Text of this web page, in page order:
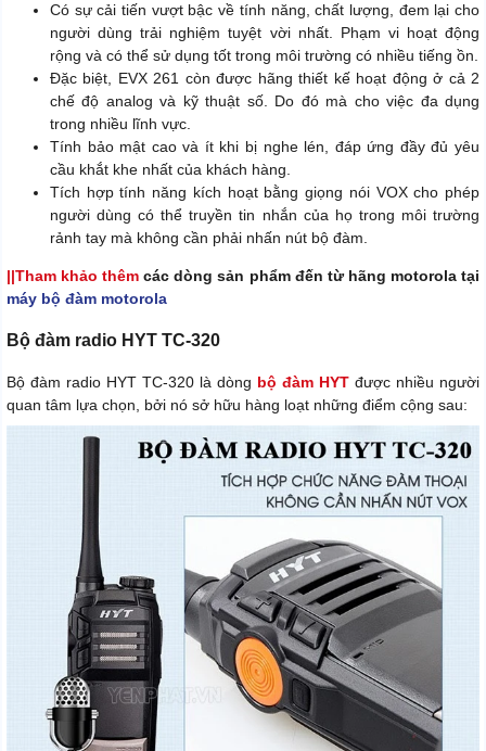
Có sự cải tiến vượt bậc về tính năng, chất lượng, đem lại cho
người dùng trải nghiệm tuyệt vời nhất. Phạm vi hoạt động
rộng và có thể sử dụng tốt trong môi trường có nhiều tiếng ồn.
Đặc biệt, EVX 261 còn được hãng thiết kế hoạt động ở cả 2
chế độ analog và kỹ thuật số. Do đó mà cho việc đa dụng
trong nhiều lĩnh vực.
Tính bảo mật cao và ít khi bị nghe lén, đáp ứng đầy đủ yêu
cầu khắt khe nhất của khách hàng.
Tích hợp tính năng kích hoạt bằng giọng nói VOX cho phép
người dùng có thể truyền tin nhắn của họ trong môi trường
rảnh tay mà không cần phải nhấn nút bộ đàm.
||Tham khảo thêm các dòng sản phẩm đến từ hãng motorola tại
máy bộ đàm motorola
Bộ đàm radio HYT TC-320
Bộ đàm radio HYT TC-320 là dòng bộ đàm HYT được nhiều người
quan tâm lựa chọn, bởi nó sở hữu hàng loạt những điểm cộng sau: